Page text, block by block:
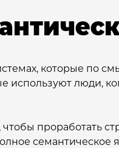
которые по
используют люди,
проработать
семантическое